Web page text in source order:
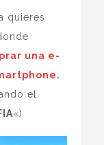
quieres
una e-
.
el
«)